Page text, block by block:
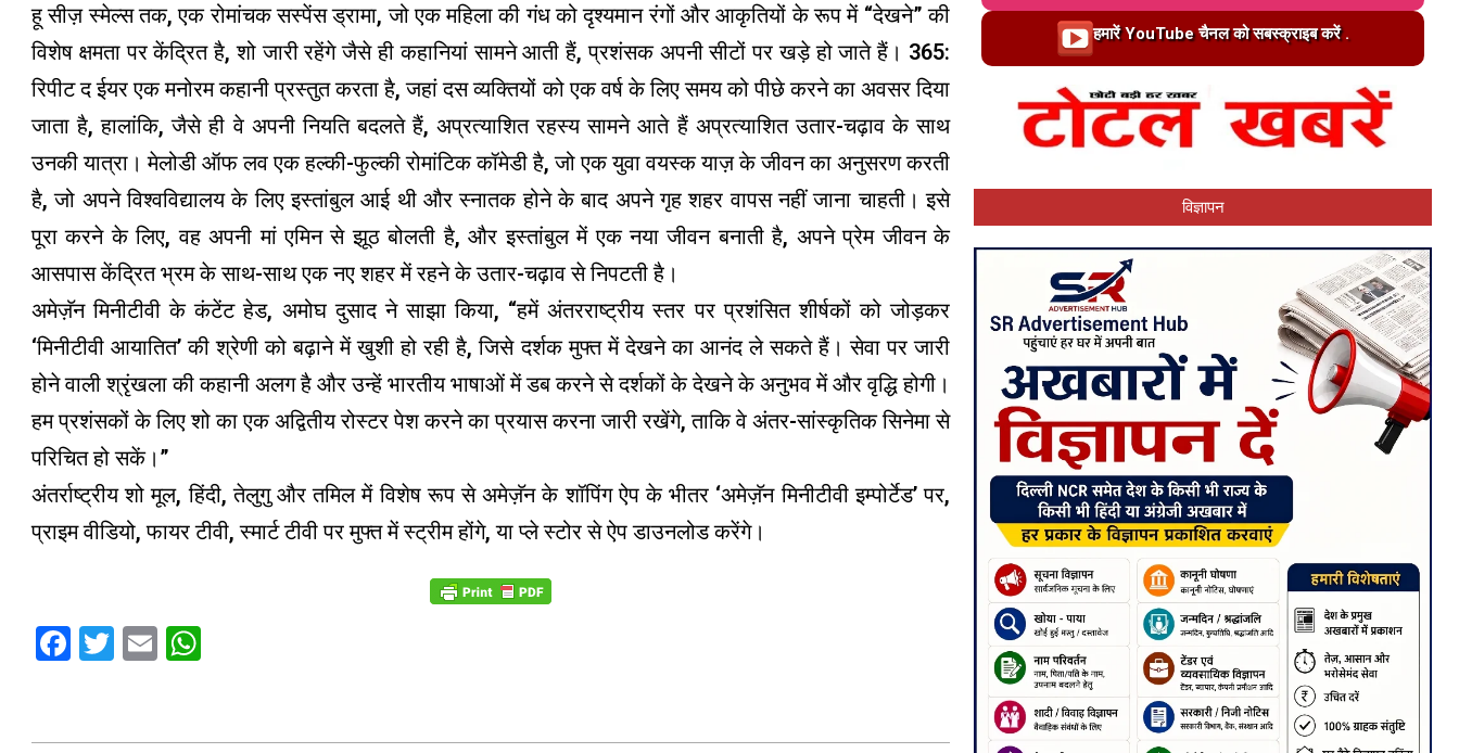
हू सीज़ स्मेल्स तक, एक रोमांचक सस्पेंस ड्रामा, जो एक महिला की गंध को दृश्यमान रंगों और आकृतियों के रूप में “देखने” की
विशेष क्षमता पर केंद्रित है, शो जारी रहेंगे जैसे ही कहानियां सामने आती हैं, प्रशंसक अपनी सीटों पर खड़े हो जाते हैं। 365:
रिपीट द ईयर एक मनोरम कहानी प्रस्तुत करता है, जहां दस व्यक्तियों को एक वर्ष के लिए समय को पीछे करने का अवसर दिया
जाता है, हालांकि, जैसे ही वे अपनी नियति बदलते हैं, अप्रत्याशित रहस्य सामने आते हैं अप्रत्याशित उतार-चढ़ाव के साथ
उनकी यात्रा। मेलोडी ऑफ लव एक हल्की-फुल्की रोमांटिक कॉमेडी है, जो एक युवा वयस्क याज़ के जीवन का अनुसरण करती
है, जो अपने विश्वविद्यालय के लिए इस्तांबुल आई थी और स्नातक होने के बाद अपने गृह शहर वापस नहीं जाना चाहती। इसे
पूरा करने के लिए, वह अपनी मां एमिन से झूठ बोलती है, और इस्तांबुल में एक नया जीवन बनाती है, अपने प्रेम जीवन के
आसपास केंद्रित भ्रम के साथ-साथ एक नए शहर में रहने के उतार-चढ़ाव से निपटती है।
अमेज़ॅन मिनीटीवी के कंटेंट हेड, अमोघ दुसाद ने साझा किया, “हमें अंतरराष्ट्रीय स्तर पर प्रशंसित शीर्षकों को जोड़कर
‘मिनीटीवी आयातित’ की श्रेणी को बढ़ाने में खुशी हो रही है, जिसे दर्शक मुफ्त में देखने का आनंद ले सकते हैं। सेवा पर जारी
होने वाली श्रृंखला की कहानी अलग है और उन्हें भारतीय भाषाओं में डब करने से दर्शकों के देखने के अनुभव में और वृद्धि होगी।
हम प्रशंसकों के लिए शो का एक अद्वितीय रोस्टर पेश करने का प्रयास करना जारी रखेंगे, ताकि वे अंतर-सांस्कृतिक सिनेमा से
परिचित हो सकें।”
अंतर्राष्ट्रीय शो मूल, हिंदी, तेलुगु और तमिल में विशेष रूप से अमेज़ॅन के शॉपिंग ऐप के भीतर ‘अमेज़ॅन मिनीटीवी इम्पोर्टेड’ पर,
प्राइम वीडियो, फायर टीवी, स्मार्ट टीवी पर मुफ्त में स्ट्रीम होंगे, या प्ले स्टोर से ऐप डाउनलोड करेंगे।
Facebook
Twitter
Email
Loading…हमारें YouTube चैनल को सबस्क्राइब करें .
विज्ञापन